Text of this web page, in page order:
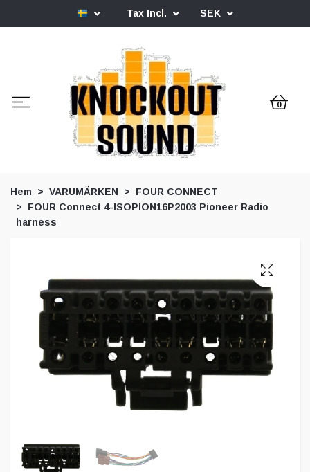
Tax Incl. SEK
0
Hem VARUMÄRKEN
FOUR CONNECT
FOUR Connect 4-ISOPION16P2003 Pioneer Radio
harness